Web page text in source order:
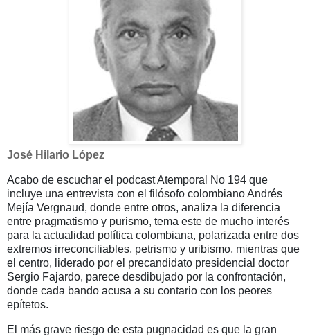
José Hilario López
Acabo de escuchar el podcast Atemporal No 194 que
incluye una entrevista con el filósofo colombiano Andrés
Mejía Vergnaud, donde entre otros, analiza la diferencia
entre pragmatismo y purismo, tema este de mucho interés
para la actualidad política colombiana, polarizada entre dos
extremos irreconciliables, petrismo y uribismo, mientras que
el centro, liderado por el precandidato presidencial doctor
Sergio Fajardo, parece desdibujado por la confrontación,
donde cada bando acusa a su contario con los peores
epítetos.
El más grave riesgo de esta pugnacidad es que la gran